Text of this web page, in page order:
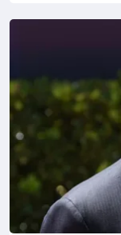
Снимка: БГНЕС